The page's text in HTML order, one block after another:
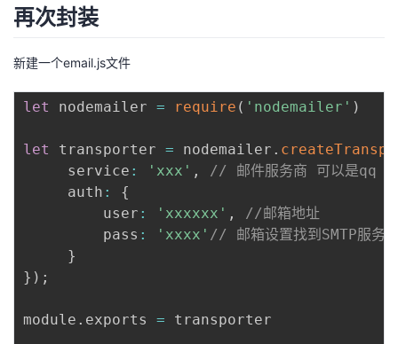
我
的
博
客
我
的
论
我
的
我
播
活
动
的
关
我
的
我
再次封装
新建一个email.js文件
let nodemailer = require ( 'nodemailer' )
let transporter = nodemailer .
     service
: 'xxx' ,
// 邮件服务商 可以是qq
     auth
:
{
         user
: 'xxxxxx' ,
//邮箱地址
         pass
: 'xxxx' // 邮箱设置找到SMTP服务
}
} ) ;
module . exports = transporter